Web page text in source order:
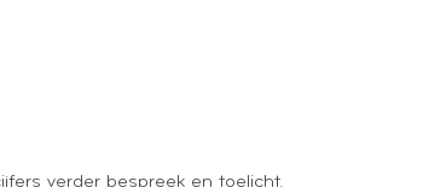
verder bespreek en toelicht.